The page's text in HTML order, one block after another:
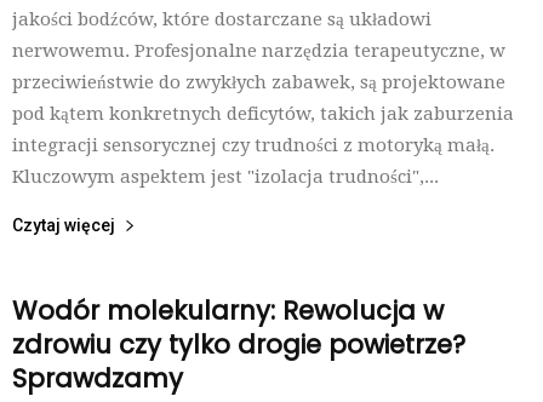
jakości bodźców, które dostarczane są układowi
nerwowemu. Profesjonalne narzędzia terapeutyczne, w
przeciwieństwie do zwykłych zabawek, są projektowane
pod kątem konkretnych deficytów, takich jak zaburzenia
integracji sensorycznej czy trudności z motoryką małą.
Kluczowym aspektem jest "izolacja trudności",...
Czytaj więcej
Wodór molekularny: Rewolucja w
zdrowiu czy tylko drogie powietrze?
Sprawdzamy